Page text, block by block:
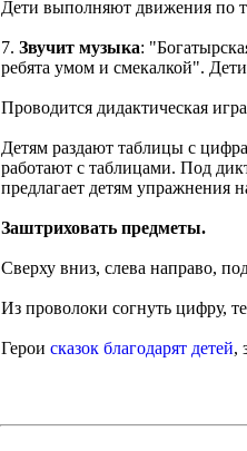
Дети выполняют движения по
7. Звучит музыка:
ребята умом и смекалкой".
Проводится дидактическая
Детям раздают таблицы с
работают с таблицами. Под
предлагает детям упражнения
Заштриховать предметы.
Сверху вниз, слева направо,
Из проволоки согнуть цифру,
Герои сказок благодарят детей,